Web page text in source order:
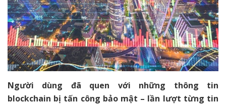
Người dùng đã quen với những thông tin
blockchain bị tấn công bảo mật – lần lượt từng tin